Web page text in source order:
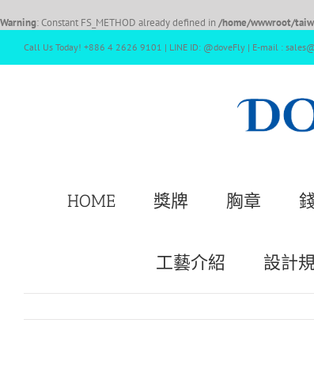
Warning: Constant FS_METHOD already defined in /home/wwwroot/
Call Us Today! +886 4 2626 9101 | LINE ID: @doveFly | E-mail :
HOME 獎牌 胸章
工藝介紹 設計